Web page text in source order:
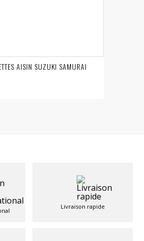
AISIN SUZUKI SAMURAI
Livraison rapide